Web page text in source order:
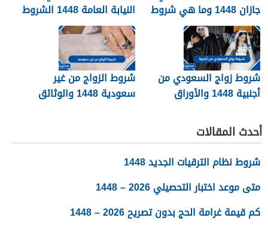
جازان 1448 وما هي شروط
تجنيسها
النيابة العامة 1448 الشروط
وطريقة التقديم
شروط زواج السعودي من
أجنبية 1448 والأوراق
شروط الزواج من غير
سعودية 1448 والوثائق
أحدث المقالات
شروط نظام الترقيات الجديد 1448
متى موعد اختبار التحصيلي 2026 – 1448
كم قيمة غرامة الحج بدون تصريح 2026 – 1448